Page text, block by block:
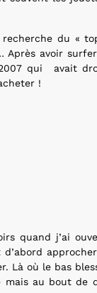
du «
Après avoir
qui avait
!
quand j’ai
Là où le bas
mais au bout de